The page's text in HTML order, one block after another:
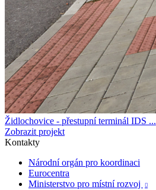
Židlochovice - přestupní terminál IDS ...
Zobrazit projekt
Kontakty
Národní orgán pro koordinaci
Eurocentra
Ministerstvo pro místní rozvoj
